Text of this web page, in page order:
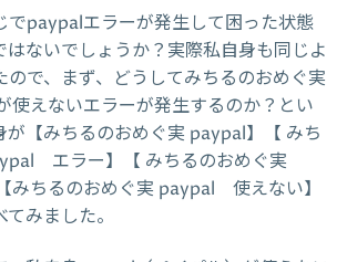
でpaypalエラーが発生して困った状態
はないでしょうか？実際私自身も同じよ
ので、まず、どうしてみちるのおめぐ実
使えないエラーが発生するのか？とい
が【みちるのおめぐ実 paypal】【 みち
エラー】【 みちるのおめぐ実
ちるのおめぐ実 paypal 使えない】
みました。